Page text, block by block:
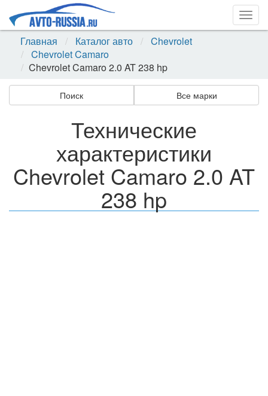
Главная
Каталог авто
Chevrolet
Chevrolet Camaro
Chevrolet Camaro 2.0 AT 238 hp
Поиск Все марки
Технические
характеристики
Chevrolet Camaro 2.0 AT
238 hp